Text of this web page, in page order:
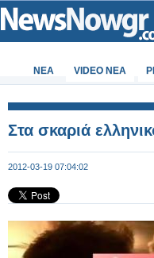
ΝΕΑ VIDEO NEA
Στα σκαριά
2012-03-19 07:04:02